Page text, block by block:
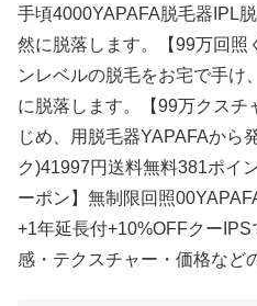
手頃4000YAPAFA脱毛器IPL
然に脱落します。【99万回照
ンレベルの脱毛をお宅で手け
に脱落します。【99万クスチ
じめ、用脱毛器YAPAFAから
ク)41997円送料無料381ポイ
ーポン】無制限回照
+1年延長付+10%OFFクー
感・テクスチャー・価格など